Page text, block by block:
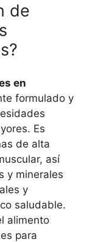
de
en
formulado y
Es
de alta
así
y minerales
y
saludable.
alimento
para